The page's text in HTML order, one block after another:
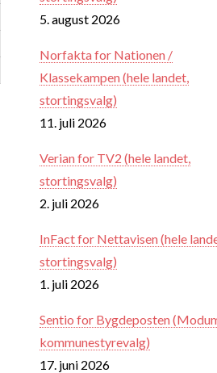
5. august 2026
Norfakta for Nationen /
Klassekampen (hele landet,
stortingsvalg)
11. juli 2026
Verian for TV2 (hele landet,
stortingsvalg)
2. juli 2026
InFact for Nettavisen (hele
stortingsvalg)
1. juli 2026
Sentio for Bygdeposten
kommunestyrevalg)
17. juni 2026